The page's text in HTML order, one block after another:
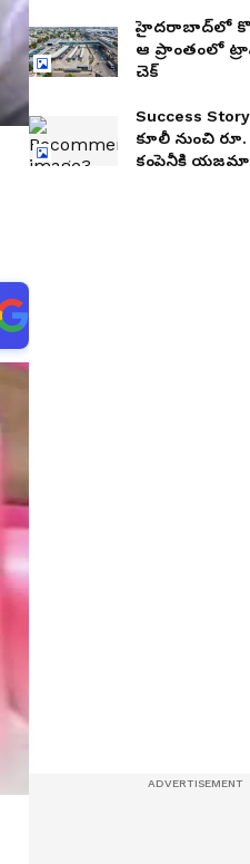
హైద‌రాబాద్‌లో
ఆ ప్రాంతంలో
చెక్
Success
కూలీ నుంచి రూ.
కంపెనీకి